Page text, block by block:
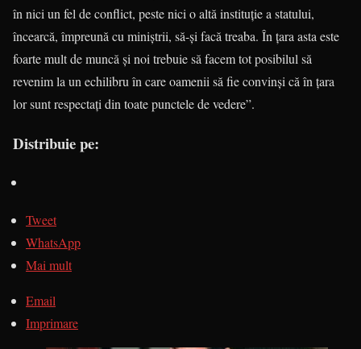
în nici un fel de conflict, peste nici o altă instituţie a statului,
încearcă, împreună cu miniştrii, să-şi facă treaba. În ţara asta este
foarte mult de muncă şi noi trebuie să facem tot posibilul să
revenim la un echilibru în care oamenii să fie convinşi că în ţara
lor sunt respectaţi din toate punctele de vedere”.
Distribuie pe:
Tweet
WhatsApp
Mai mult
Email
Imprimare